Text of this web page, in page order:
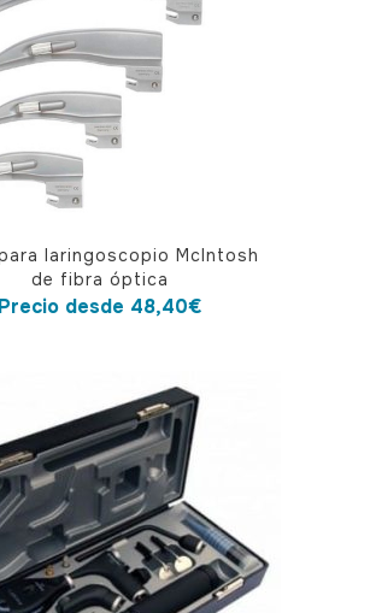
laringoscopio McIntosh
de fibra óptica
Precio desde 48,40€